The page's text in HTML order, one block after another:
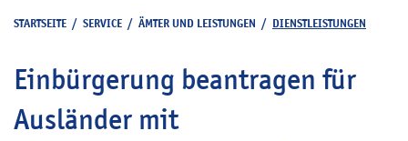
STARTSEITE / SERVICE / ÄMTER UND LEISTUNGEN / DIENSTLEISTUNGEN
Einbürgerung beantragen für
Ausländer mit